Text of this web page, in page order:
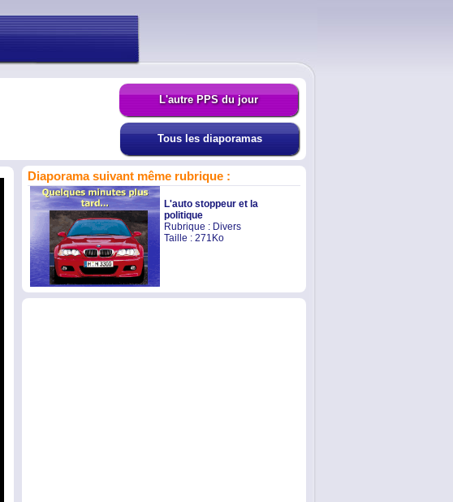
L'autre PPS du jour
Tous les diaporamas
Diaporama suivant même rubrique :
L'auto stoppeur et la
politique
Rubrique : Divers
Taille : 271Ko